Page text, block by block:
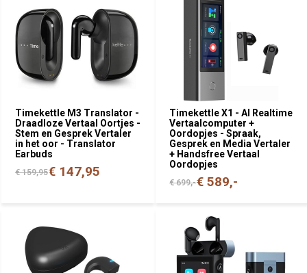
Timekettle M3 Translator -
Draadloze Vertaal Oortjes -
Stem en Gesprek Vertaler
in het oor - Translator
Earbuds
€ 159,95€ 147,95
Timekettle X1 - AI Realtime
Vertaalcomputer +
Oordopjes - Spraak,
Gesprek en Media Vertaler
+ Handsfree Vertaal
Oordopjes
€ 699,-€ 589,-